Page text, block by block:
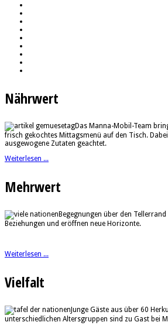
Nährwert
Das Manna-Mobil-Team
frisch gekochtes Mittagsmenü auf den Tisch.
ausgewogene Zutaten geachtet.
Weiterlesen ...
Mehrwert
Begegnungen über den
Beziehungen und eröffnen neue Horizonte.
Weiterlesen ...
Vielfalt
Junge Gäste aus über 60
unterschiedlichen Altersgruppen sind zu Gast bei